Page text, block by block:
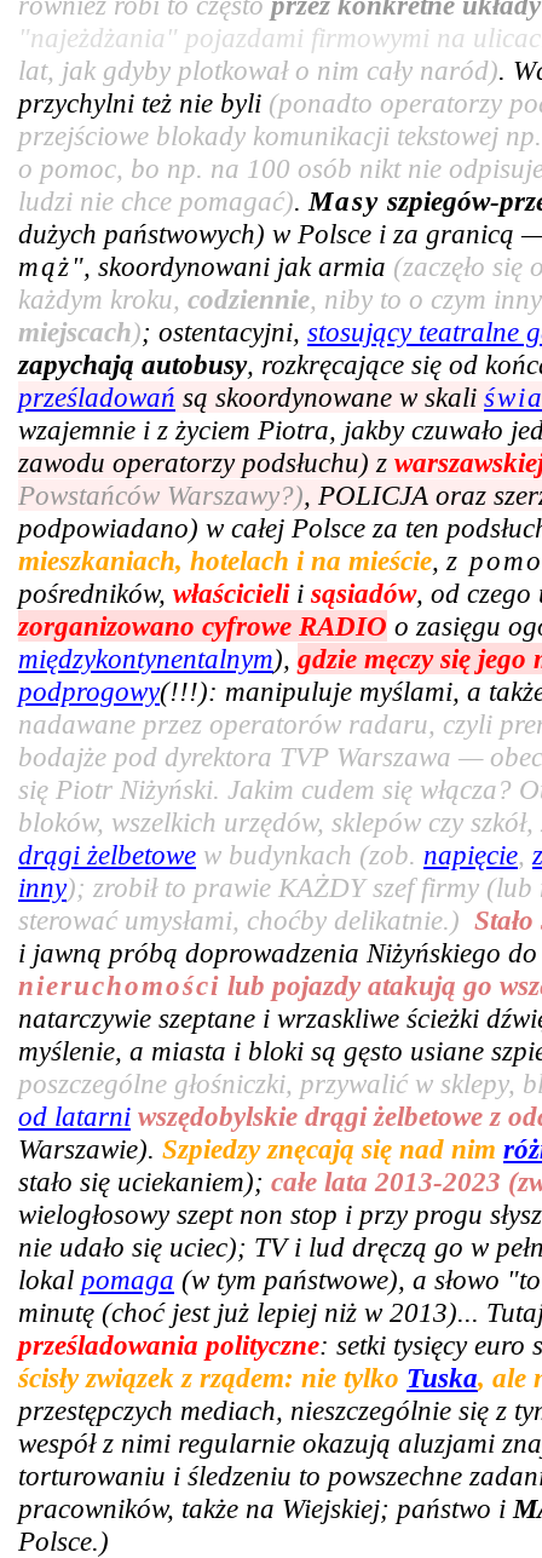
"najeżdżania" pojazdami firmowymi na
lat, jak gdyby plotkował o nim cały naród).
przychylni też nie byli (ponadto operatorzy
przejściowe blokady komunikacji tekstowej
o pomoc, bo np. na 100 osób nikt nie
ludzi nie chce pomagać). Masy szpiegów-
dużych państwowych) w Polsce i za granicą
mąż", skoordynowani jak armia (zaczęło się
każdym kroku, codziennie, niby to o czym
miejscach); ostentacyjni, stosujący teatralne
zapychają autobusy, rozkręcające się od
prześladowań są skoordynowane w skali
wzajemnie i z życiem Piotra, jakby czuwało
zawodu operatorzy podsłuchu) z
Powstańców Warszawy?), POLICJA oraz
podpowiadano) w całej Polsce za ten
mieszkaniach, hotelach i na mieście, z
pośredników, właścicielii sąsiadów, od czego
zorganizowano cyfrowe RADIO o zasięgu
międzykontynentalnym), gdzie męczy się
podprogowy(!!!): manipuluje myślami, a
nadawane przez operatorów radaru, czyli
bodajże pod dyrektora TVP Warszawa —
się Piotr Niżyński. Jakim cudem się włącza?
bloków, wszelkich urzędów, sklepów czy
drągi żelbetowe w budynkach (zob. napięcie,
inny); zrobił to prawie KAŻDY szef firmy
sterować umysłami, choćby delikatnie.)
i jawną próbą doprowadzenia Niżyńskiego
nieruchomości lub pojazdy atakują go
natarczywie szeptane i wrzaskliwe ścieżki
myślenie, a miasta i bloki są gęsto usiane
poszczególne głośniczki, przywalić w sklepy,
od latarni wszędobylskie drągi żelbetowe z
Warszawie). Szpiedzy znęcają się nad nim
stało się uciekaniem); całe lata 2013-2023
wielogłosowy szept non stop i przy progu
nie udało się uciec); TV i lud dręczą go w
lokal pomaga (w tym państwowe), a słowo
minutę (choć jest już lepiej niż w 2013)...
prześladowania polityczne: setki tysięcy euro
ścisły związek z rządem: nie tylko Tuska, ale
przestępczych mediach, nieszczególnie się
wespół z nimi regularnie okazują aluzjami
torturowaniu i śledzeniu to powszechne
pracowników, także na Wiejskiej; państwo i
Polsce.)